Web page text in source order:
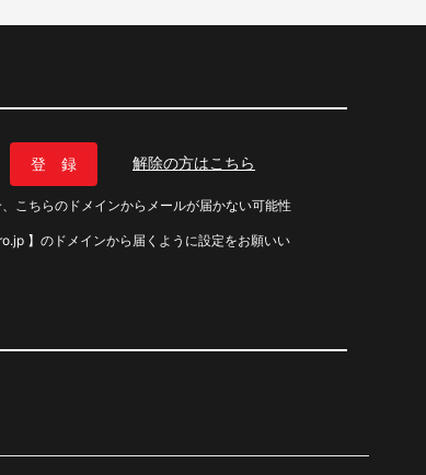
解除の方はこちら
こちらのドメインからメールが届かない可能性
】のドメインから届くように設定をお願いい